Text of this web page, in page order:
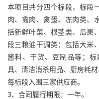
本项目共分四个标段，标段
肉、禽肉、禽蛋、冻肉类、
括新鲜叶菜、根茎类、瓜果
段三粮油干调类：包括大米
酱料、干货、豆制品等；
具、清洁消杀用品、厨房耗材
每标段入围三家供应商。
3、合同履行期限：一年。